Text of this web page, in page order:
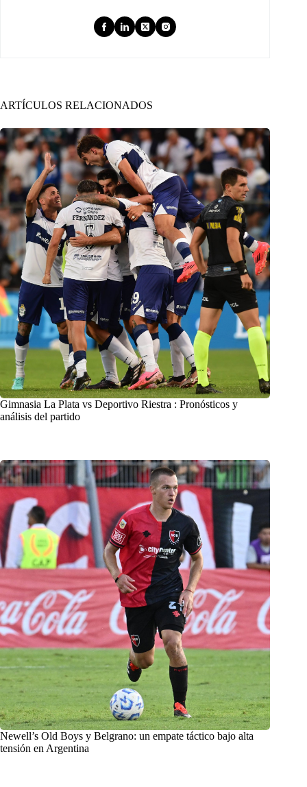
ARTÍCULOS RELACIONADOS
Gimnasia La Plata vs Deportivo Riestra : Pronósticos y
análisis del partido
Newell’s Old Boys y Belgrano: un empate táctico bajo alta
tensión en Argentina